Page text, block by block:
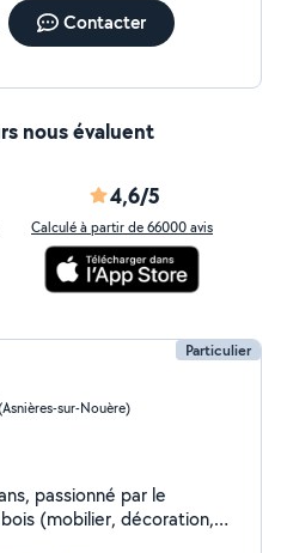
Contacter
nous évaluent
4,6/5
Calculé à partir de 66000 avis
Particulier
sur-Nouère)
passionné par le
(mobilier, décoration,